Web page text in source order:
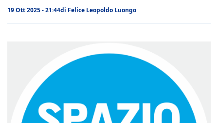
19 Ott 2025 - 21:44di Felice Leopoldo Luongo